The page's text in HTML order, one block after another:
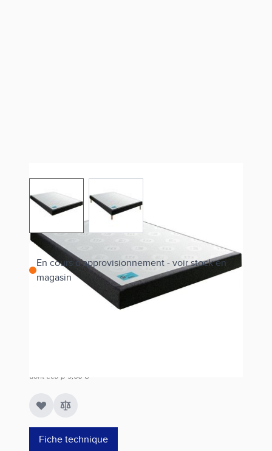
View larger imageView larger image
En cours d'approvisionnement - voir stock en
magasin
Estimer les frais de port
dont éco-p 9,66 €
Fiche technique